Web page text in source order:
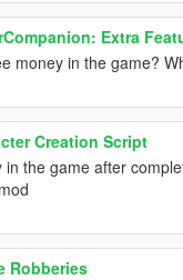
Extra
money in the game?
Creation Script
the game after
Robberies